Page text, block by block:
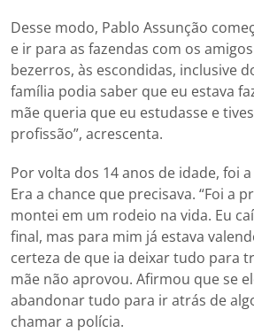
Desse modo, Pablo Assunção
e ir para as fazendas com os
bezerros, às escondidas, inclusive
família podia saber que eu estava
mãe queria que eu estudasse e
profissão”, acrescenta.
Por volta dos 14 anos de idade, foi
Era a chance que precisava. “Foi a
montei em um rodeio na vida. Eu
final, mas para mim já estava
certeza de que ia deixar tudo para
mãe não aprovou. Afirmou que se
abandonar tudo para ir atrás de
chamar a polícia.